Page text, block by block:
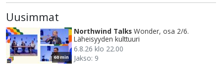
Uusimmat
60 min
Northwind Talks Wonder, osa 2/6.
Läheisyyden kulttuuri
6.8.26 klo 22.00
Jakso: 9